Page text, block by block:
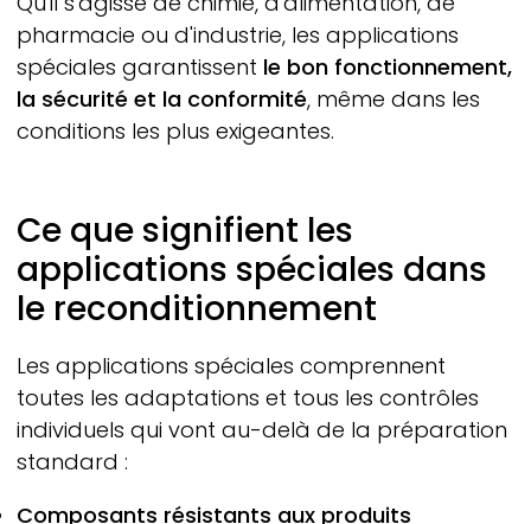
pharmacie ou d'industrie, les applications
spéciales garantissent le bon fonctionnement,
la sécurité et la conformité, même dans les
conditions les plus exigeantes.
Ce que signifient les
applications spéciales dans
le reconditionnement
Les applications spéciales comprennent
toutes les adaptations et tous les contrôles
individuels qui vont au-delà de la préparation
standard :
Composants résistants aux produits